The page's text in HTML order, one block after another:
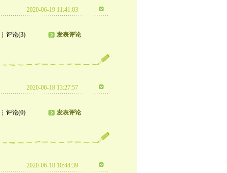
2020-06-19 11:41:03
评论(3) 发表评论
2020-06-18 13:27:57
评论(0) 发表评论
2020-06-18 10:44:39